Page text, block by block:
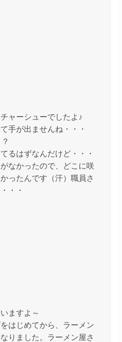
ャーシューでしたよ♪
手が出ませんね・・・
るはずなんだけど・・・
なかったので、どこに咲
ったんです（汗）職員さ
・・
ますよ～
はじめてから、ラーメン
りました。ラーメン屋さ